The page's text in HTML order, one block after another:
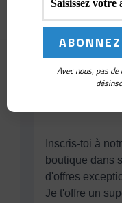
Avec nous, pas